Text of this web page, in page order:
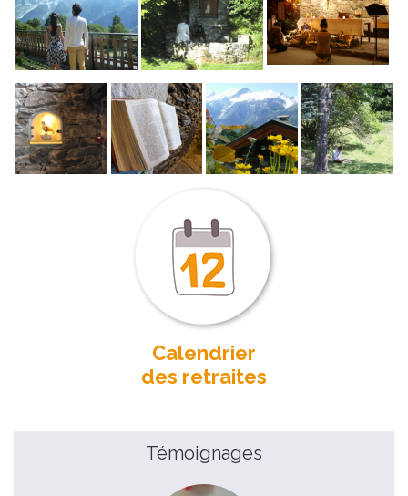
Calendrier
des retraites
Témoignages